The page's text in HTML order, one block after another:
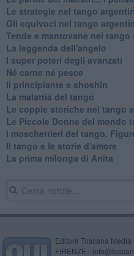
Le strategie nel tango
Gli equivoci nel tango
Tende e mantovane nel tango
La leggenda dell'angelo
I super poteri degli avanzati
​Né carne né pesce
Il principiante e shoshin
La malattia del tango
Le coppie storiche nel tango
​Le Piccole Donne del mondo
I moschettieri del tango.
Il tango e le storie d'amore
​La prima milonga di Anita
Editore Toscana
FIRENZE -